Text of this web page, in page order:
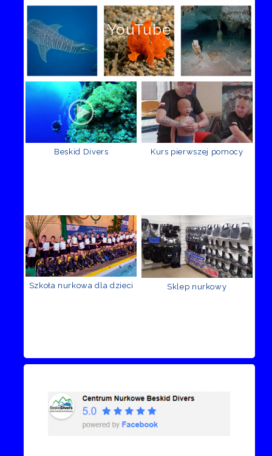
YouTube
Beskid Divers Kurs pierwszej pomocy
Szkoła nurkowa dla dzieci Sklep nurkowy